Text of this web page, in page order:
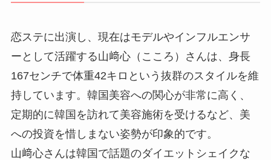
恋ステに出演し、現在はモデルやインフルエンサ
ーとして活躍する山﨑心（こころ）さんは、身長
167センチで体重42キロという抜群のスタイルを維
持しています。韓国美容への関心が非常に高く、
定期的に韓国を訪れて美容施術を受けるなど、美
への投資を惜しまない姿勢が印象的です。
山﨑心さんは韓国で話題のダイエットシェイクな